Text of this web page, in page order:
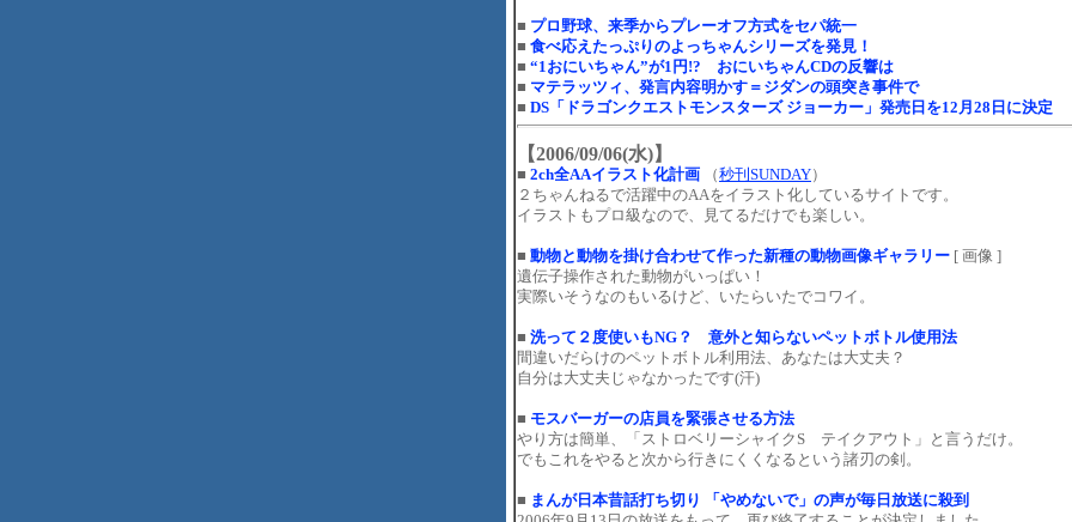
■ プロ野球、来季からプレーオフ方式をセパ統一
■ 食べ応えたっぷりのよっちゃんシリーズを発見！
■ “1おにいちゃん”が1円!? おにいちゃんCDの反響は
■ マテラッツィ、発言内容明かす＝ジダンの頭突き事件で
■ DS「ドラゴンクエストモンスターズ ジョーカー」発売日を12月28日に決定
【2006/09/06(水)】
■ 2ch全AAイラスト化計画 （秒刊SUNDAY）
２ちゃんねるで活躍中のAAをイラスト化しているサイトです。
イラストもプロ級なので、見てるだけでも楽しい。
■ 動物と動物を掛け合わせて作った新種の動物画像ギャラリー [ 画像 ]
遺伝子操作された動物がいっぱい！
実際いそうなのもいるけど、いたらいたでコワイ。
■ 洗って２度使いもNG？ 意外と知らないペットボトル使用法
間違いだらけのペットボトル利用法、あなたは大丈夫？
自分は大丈夫じゃなかったです(汗)
■ モスバーガーの店員を緊張させる方法
やり方は簡単、「ストロベリーシャイクS テイクアウト」と言うだけ。
でもこれをやると次から行きにくくなるという諸刃の剣。
■ まんが日本昔話打ち切り 「やめないで」の声が毎日放送に殺到